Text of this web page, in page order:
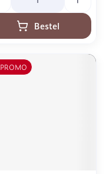
Bestel
PROMO